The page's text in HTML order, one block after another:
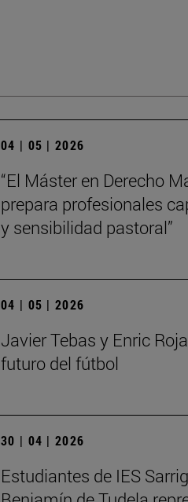
04 | 05 | 2026
“El Máster en Derecho
prepara profesionales
y sensibilidad pastoral”
04 | 05 | 2026
Javier Tebas y Enric
futuro del fútbol
30 | 04 | 2026
Estudiantes de IES